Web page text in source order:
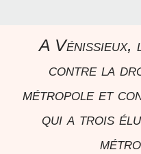
A Vénissieux,
contre la
métropole et
qui a trois